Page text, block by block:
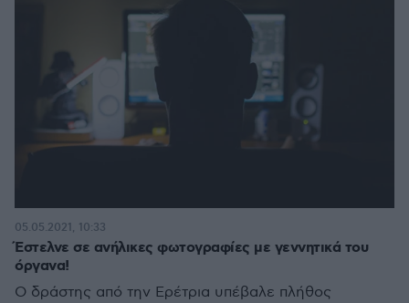
Έστελνε σε ανήλικες φωτογραφίες με γεννητικά του
όργανα!
Ο δράστης από την Ερέτρια υπέβαλε πλήθος
05.05.2021, 10:33